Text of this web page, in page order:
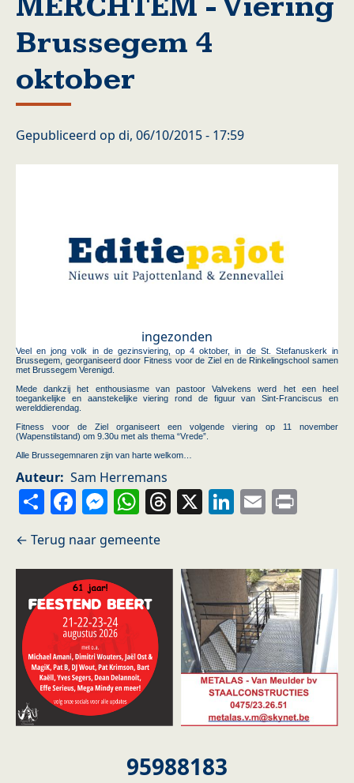
Brussegem 4
oktober
Gepubliceerd op di, 06/10/2015 - 17:59
ingezonden
Veel en jong volk in de gezinsviering, op 4 oktober, in de St. Stefanuskerk in
Brussegem, georganiseerd door Fitness voor de Ziel en de Rinkelingschool samen
met Brussegem Verenigd.
Mede dankzij het enthousiasme van pastoor Valvekens werd het een heel
toegankelijke en aanstekelijke viering rond de figuur van Sint-Franciscus en
werelddierendag.
Fitness voor de Ziel organiseert een volgende viering op 11 november
(Wapenstilstand) om 9.30u met als thema “Vrede”.
Alle Brussegemnaren zijn van harte welkom…
Auteur Sam Herremans
ShareFacebook
Messenger
WhatsApp
Threads
X LinkedIn
Email
95988183